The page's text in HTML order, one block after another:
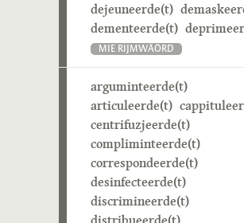
dejeuneerde(t)
dementeerde(t)
MIE RIJMWÄÖRD
arguminteerde(t)
articuleerde(t)
centrifuzjeerde(t)
compliminteerde(t)
correspondeerde(t)
desinfecteerde(t)
discrimineerde(t)